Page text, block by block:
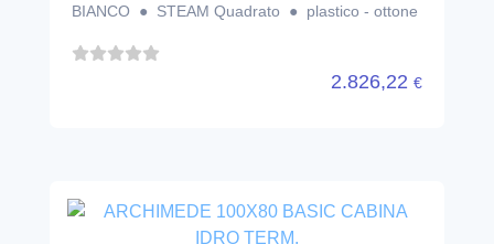
BIANCO ● STEAM Quadrato ● plastico - ottone
2.826,22 €